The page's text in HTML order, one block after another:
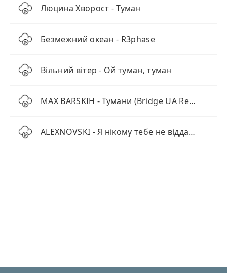
Люцина Хворост - Туман
Безмежний океан - R3phase
Вільний вітер - Ой туман, туман
MAX BARSKIH - Тумани (Bridge UA Remix)
ALEXNOVSKI - Я нікому тебе не віддам (Remix)